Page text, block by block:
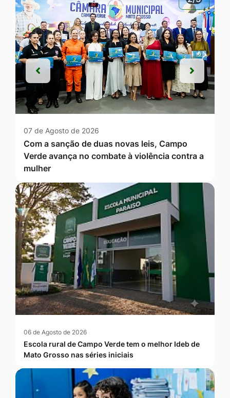
07 de Agosto de 2026
Com a sanção de duas novas leis, Campo
Verde avança no combate à violência contra a
mulher
Anterior
Anterior Próxima
06 de Agosto de 2026
Escola rural de Campo Verde tem o melhor Ideb de
Mato Grosso nas séries iniciais